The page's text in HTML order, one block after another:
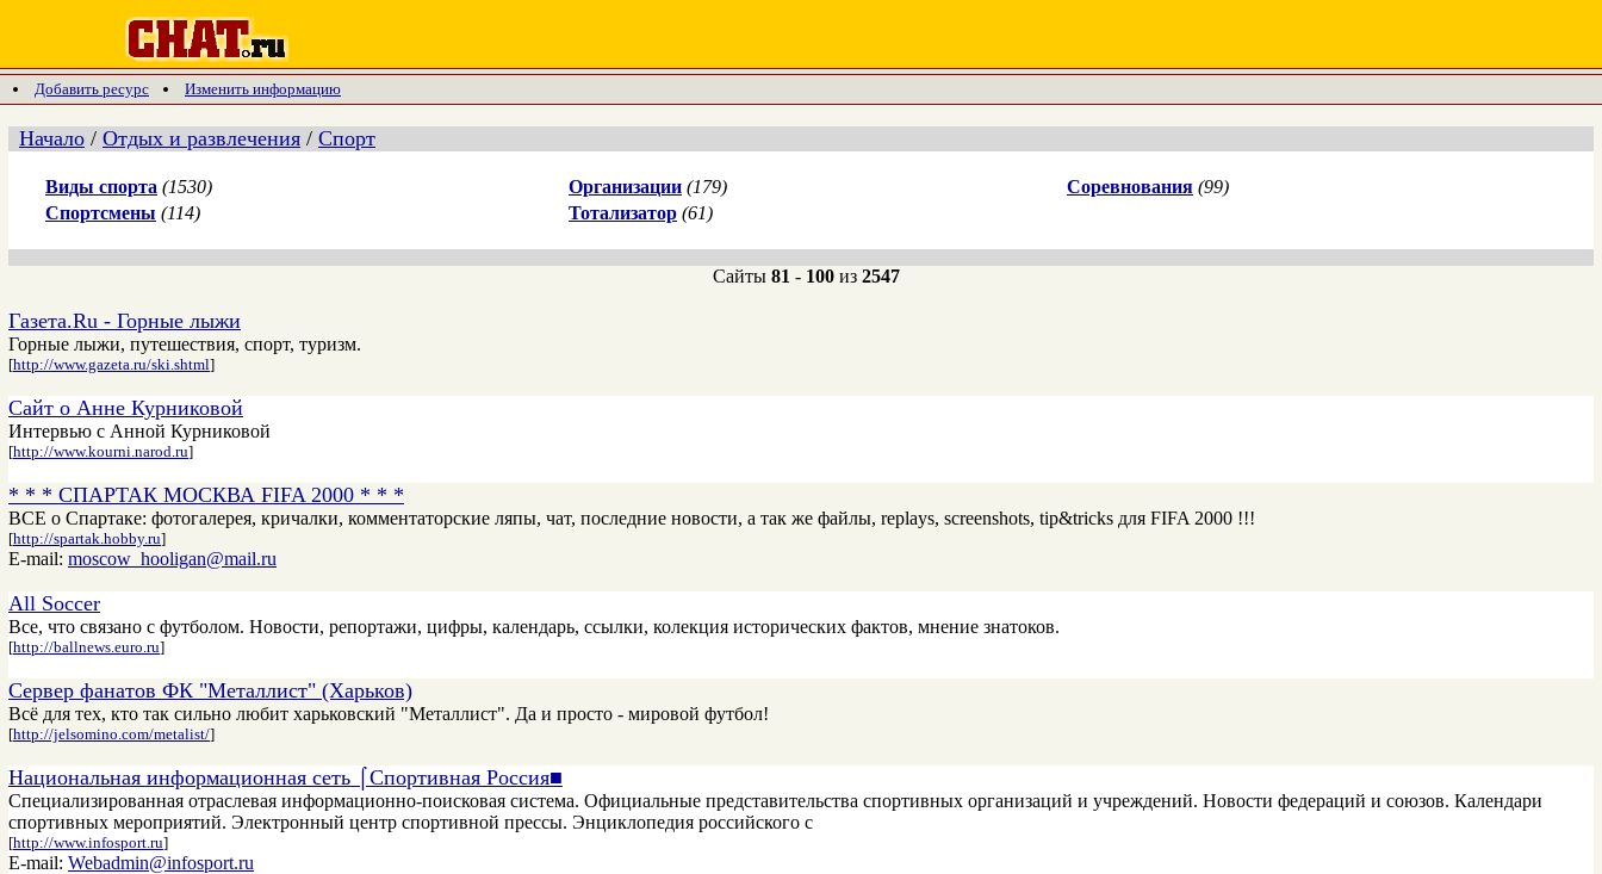
Добавить ресурс Изменить информацию
Начало / Отдых и развлечения / Спорт
Виды спорта (1530) Организации (179) Соревнования (99)
Спортсмены (114) Тотализатор (61)
Сайты 81 - 100из 2547
Газета.Ru - Горные лыжи
Горные лыжи, путешествия, спорт, туризм.
[http://www.gazeta.ru/ski.shtml]
Cайт о Анне Курниковой
Интервью с Анной Курниковой
[http://www.kourni.narod.ru]
* * * СПАРТАК МОСКВА FIFA 2000 * * *
ВСЕ о Спартаке: фотогалерея, кричалки, комментаторские ляпы, чат, последние новости, а так же файлы, replays, screenshots, tip&tricks для FIFA 2000 !!!
[http://spartak.hobby.ru]
E-mail: moscow_hooligan@mail.ru
All Soccer
Все, что связано с футболом. Новости, репортажи, цифры, календарь, ссылки, колекция исторических фактов, мнение знатоков.
[http://ballnews.euro.ru]
Сервер фанатов ФК "Металлист" (Харьков)
Всё для тех, кто так сильно любит харьковский "Металлист". Да и просто - мировой футбол!
[http://jelsomino.com/metalist/]
Национальная информационная сеть ⌠Спортивная Россия■
Специализированная отраслевая информационно-поисковая система. Официальные представительства спортивных организаций и учреждений. Новости федераций и союзов. Календари
спортивных мероприятий. Электронный центр спортивной прессы. Энциклопедия российского с
[http://www.infosport.ru]
E-mail: Webadmin@infosport.ru